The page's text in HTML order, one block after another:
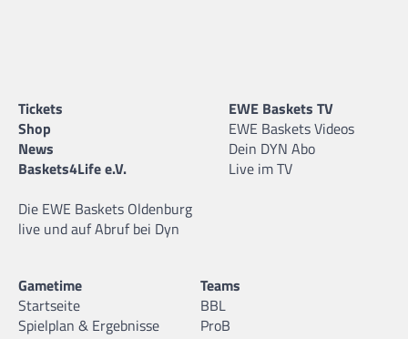
Tickets
Shop
News
Baskets4Life e.V.
Die EWE Baskets Oldenburg
live und auf Abruf bei Dyn
EWE Baskets TV
EWE Baskets Videos
Dein DYN Abo
Live im TV
Gametime
Startseite
Spielplan & Ergebnisse
Teams
BBL
ProB